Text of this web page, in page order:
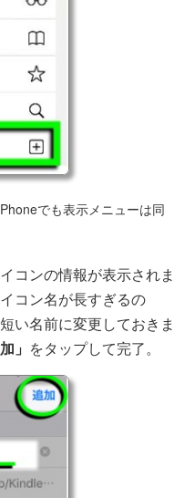
でも表示メニューは同
コンの情報が表示されま
コン名が長すぎるの
い名前に変更しておきま
」 をタップして完了。